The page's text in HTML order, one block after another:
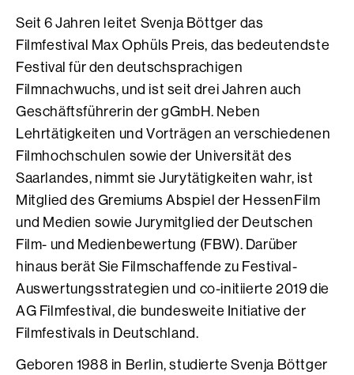
Seit 6 Jahren leitet Svenja Böttger das
Filmfestival Max Ophüls Preis, das bedeutendste
Festival für den deutschsprachigen
Filmnachwuchs, und ist seit drei Jahren auch
Geschäftsführerin der gGmbH. Neben
Lehrtätigkeiten und Vorträgen an verschiedenen
Filmhochschulen sowie der Universität des
Saarlandes, nimmt sie Jurytätigkeiten wahr, ist
Mitglied des Gremiums Abspiel der HessenFilm
und Medien sowie Jurymitglied der Deutschen
Film- und Medienbewertung (FBW). Darüber
hinaus berät Sie Filmschaffende zu Festival-
Auswertungsstrategien und co-initiierte 2019 die
AG Filmfestival, die bundesweite Initiative der
Filmfestivals in Deutschland.
Geboren 1988 in Berlin, studierte Svenja Böttger